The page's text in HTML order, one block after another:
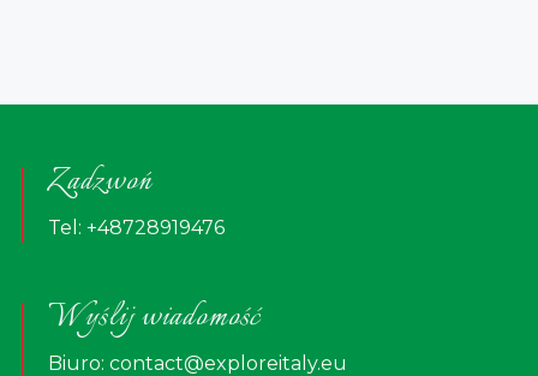
Zadzwoń
Tel: +48728919476
Wyślij wiadomość
Biuro: contact@exploreitaly.eu